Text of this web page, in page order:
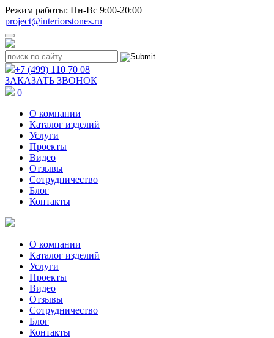
Режим работы: Пн-Вс 9:00-20:00
project@interiorstones.ru
+7 (499) 110 70 08
ЗАКАЗАТЬ ЗВОНОК
0
О компании
Каталог изделий
Услуги
Проекты
Видео
Отзывы
Сотрудничество
Блог
Контакты
О компании
Каталог изделий
Услуги
Проекты
Видео
Отзывы
Сотрудничество
Блог
Контакты